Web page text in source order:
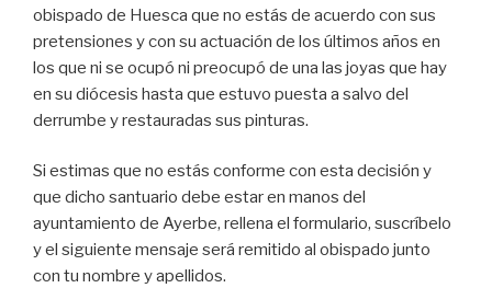
obispado de Huesca que no estás de acuerdo con sus
pretensiones y con su actuación de los últimos años en
los que ni se ocupó ni preocupó de una las joyas que hay
en su diócesis hasta que estuvo puesta a salvo del
derrumbe y restauradas sus pinturas.
Si estimas que no estás conforme con esta decisión y
que dicho santuario debe estar en manos del
ayuntamiento de Ayerbe, rellena el formulario, suscríbelo
y el siguiente mensaje será remitido al obispado junto
con tu nombre y apellidos.